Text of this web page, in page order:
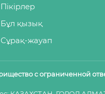
Пікірлер
Бұл қызық
Сұрақ-жауап
с ограниченной